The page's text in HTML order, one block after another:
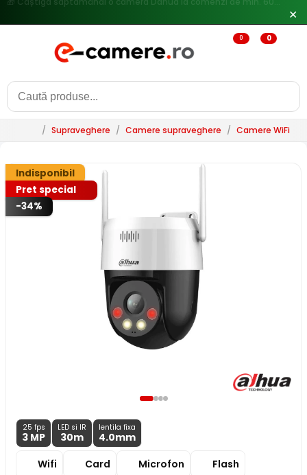
✕
0 0
/ Supraveghere / Camere supraveghere / Camere WiFi &
Indisponibil
Pret special
-34%
25 fps
3 MP
LED si IR
30m
lentila fixa
4.0mm
Wifi
Card Microfon Flash